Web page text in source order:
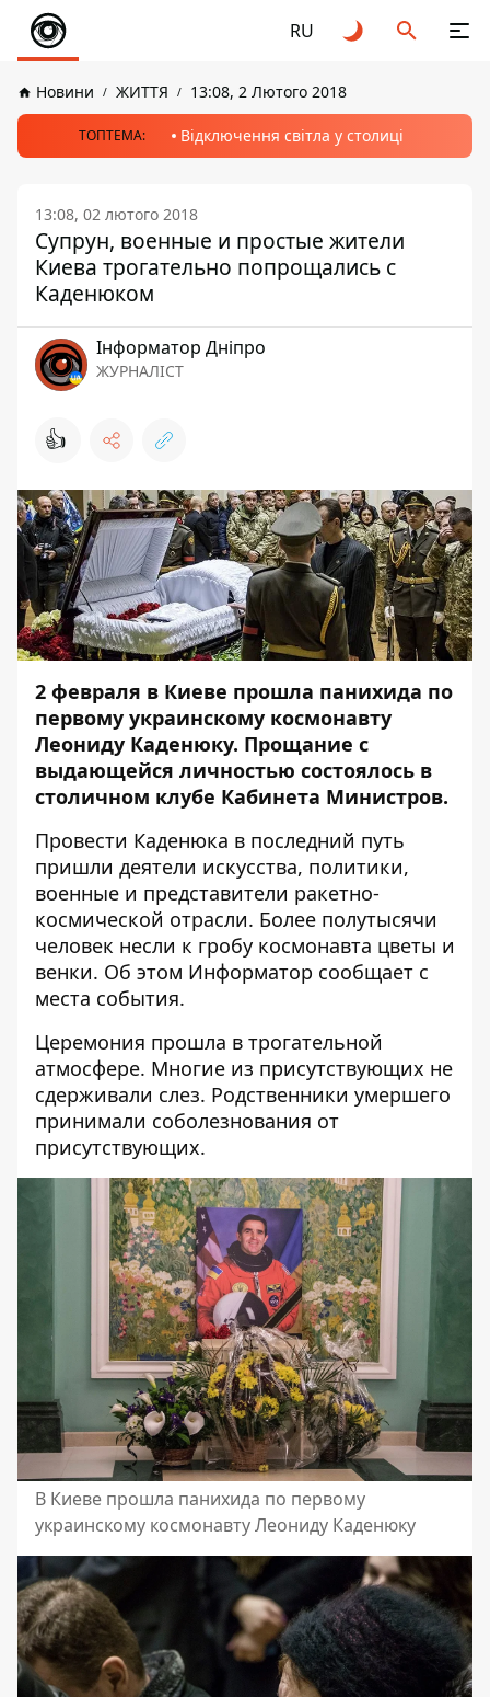
RU
Новини ЖИТТЯ 13:08, 2 Лютого 2018
ТОПТЕМА: Відключення світла у столиці
13:08, 02 лютого 2018
Супрун, военные и простые жители
Киева трогательно попрощались с
Каденюком
Інформатор Дніпро
ЖУРНАЛІСТ
👍
2 февраля в Киеве прошла панихида по
первому украинскому космонавту
Леониду Каденюку. Прощание с
выдающейся личностью состоялось в
столичном клубе Кабинета Министров.
Провести Каденюка в последний путь
пришли деятели искусства, политики,
военные и представители ракетно-
космической отрасли. Более полутысячи
человек несли к гробу космонавта цветы и
венки. Об этом Информатор сообщает с
места события.
Церемония прошла в трогательной
атмосфере. Многие из присутствующих не
сдерживали слез. Родственники умершего
принимали соболезнования от
присутствующих.
В Киеве прошла панихида по первому
украинскому космонавту Леониду Каденюку